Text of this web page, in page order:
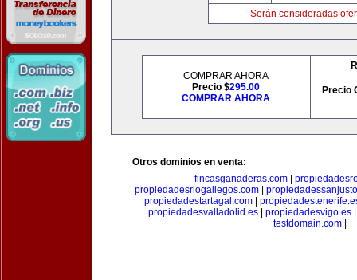
Serán consideradas
COMPRAR AHORA
Precio $295.00
COMPRAR AHORA
Precio
Otros dominios en venta:
fincasganaderas.com|
propiedadesriogallegos.com|
propiedadestartagal.com|
propiedadesvalladolid.es
propiedadesvigo.es
testdomain.com